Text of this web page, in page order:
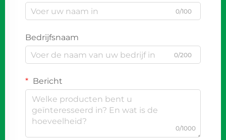
0/100
Bedrijfsnaam
0/200
Bericht
0/1000